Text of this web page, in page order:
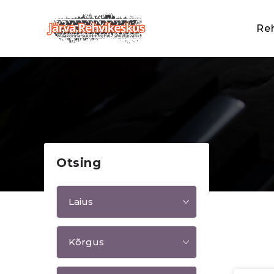
Otsing